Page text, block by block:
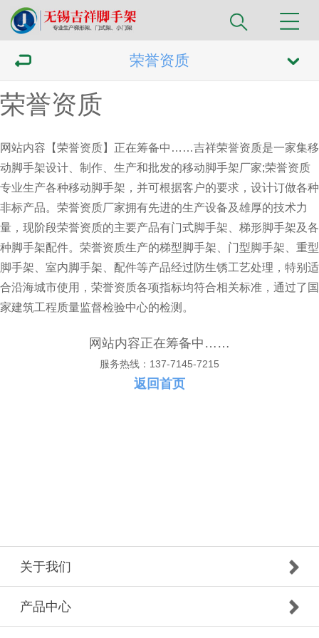
荣誉资质
荣誉资质
网站内容【荣誉资质】正在筹备中……吉祥荣誉资质是一家集移
动脚手架设计、制作、生产和批发的移动脚手架厂家;荣誉资质
专业生产各种移动脚手架，并可根据客户的要求，设计订做各种
非标产品。荣誉资质厂家拥有先进的生产设备及雄厚的技术力
量，现阶段荣誉资质的主要产品有门式脚手架、梯形脚手架及各
种脚手架配件。荣誉资质生产的梯型脚手架、门型脚手架、重型
脚手架、室内脚手架、配件等产品经过防生锈工艺处理，特别适
合沿海城市使用， 荣誉资质各项指标均符合相关标准，通过了国
家建筑工程质量监督检验中心的检测。
网站内容正在筹备中……
服务热线：137-7145-7215
返回首页
关于我们
产品中心